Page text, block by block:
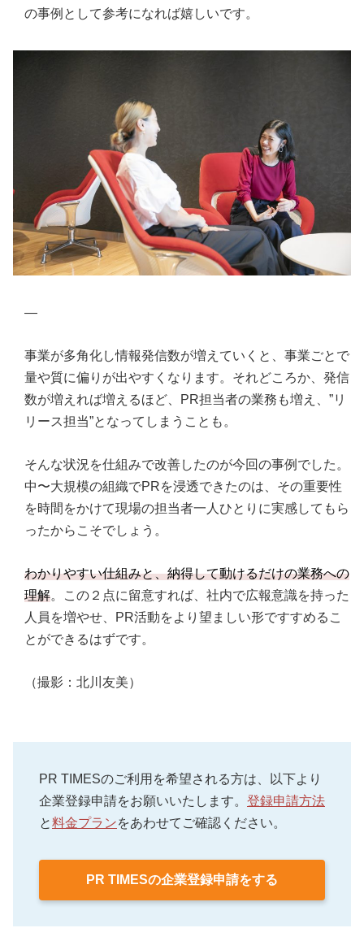
の事例として参考になれば嬉しいです。
—
事業が多角化し情報発信数が増えていくと、事業ごとで
量や質に偏りが出やすくなります。それどころか、発信
数が増えれば増えるほど、PR担当者の業務も増え、”リ
リース担当”となってしまうことも。
そんな状況を仕組みで改善したのが今回の事例でした。
中〜大規模の組織でPRを浸透できたのは、その重要性
を時間をかけて現場の担当者一人ひとりに実感してもら
ったからこそでしょう。
わかりやすい仕組みと、納得して動けるだけの業務への
理解。この２点に留意すれば、社内で広報意識を持った
人員を増やせ、PR活動をより望ましい形ですすめるこ
とができるはずです。
（撮影：北川友美）
PR TIMESのご利用を希望される方は、以下より
企業登録申請をお願いいたします。 登録申請方法
と料金プランをあわせてご確認ください。
PR TIMESの企業登録申請をする